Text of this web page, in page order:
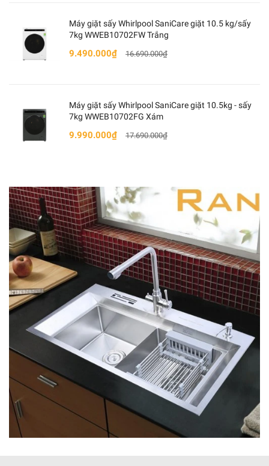
máy 24/24 giờ.
- Bảng điều khiển bằng kết hợp màn hình hiển thị Led
về thời gian chu trình rửa, rất dễ dàng khi lựa chọn các
chương trình rửa.
- Tính năng tự vệ sinh máy thông minh: Máy sẽ tự động
vệ sinh các khoang rửa, luôn đảm bảo sạch sẽ và tiết
kiệm thời gian.
- Tính năng Infolight hiển thị tín hiệu đèn đỏ trên sàn
nhà giúp bạn nhận biết máy đang hoạt động hay tắt.
- Hệ thống dàn VarioFlex với ngăn kéo Vario3 linh
động cho điều chỉnh nội thất của máy rửa chén ở cả ba
dàn rửa một cách dễ dàng.
Máy giặt sấy Whirlpool SaniCare giặt 10.5 kg/sấy
7kg WWEB10702FW Trắng
9.490.000₫ 16.690.000₫
Máy giặt sấy Whirlpool SaniCare giặt 10.5kg - sấy
7kg WWEB10702FG Xám
9.990.000₫ 17.690.000₫